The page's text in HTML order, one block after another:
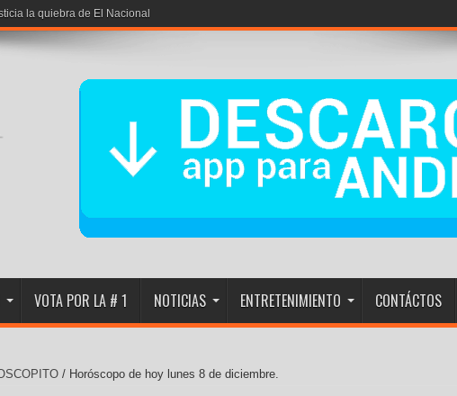
la quiebra de El Nacional
VOTA POR LA # 1 NOTICIAS ENTRETENIMIENTO CONTÁCTOS
/ Horóscopo de hoy lunes 8 de diciembre.